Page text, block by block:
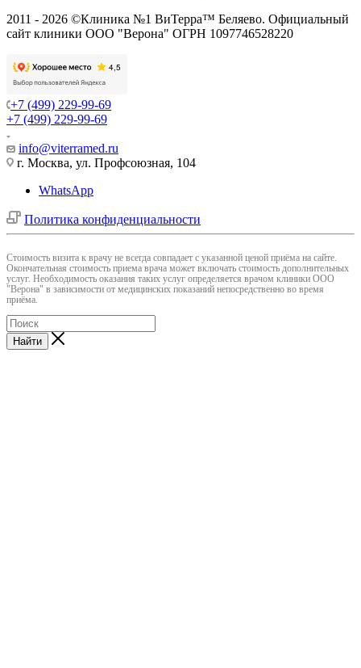
2011 - 2026 ©Клиника №1 ВиТерра™ Беляево. Официальный
сайт клиники ООО "Верона" ОГРН 1097746528220
+7 (499) 229-99-69
+7 (499) 229-99-69
info@viterramed.ru
г. Москва, ул. Профсоюзная, 104
WhatsApp
Политика конфиденциальности
Cтоимость визита к врачу не всегда совпадает с указанной ценой приёма на сайте.
Окончательная стоимость приема врача может включать стоимость дополнительных
услуг. Необходимость оказания таких услуг определяется врачом клиники ООО
"Верона" в зависимости от медицинских показаний непосредственно во время
приёма.
Найти